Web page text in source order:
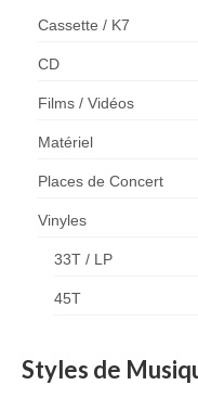
Cassette / K7
CD
Films / Vidéos
Matériel
Places de Concert
Vinyles
33T / LP
45T
Styles de